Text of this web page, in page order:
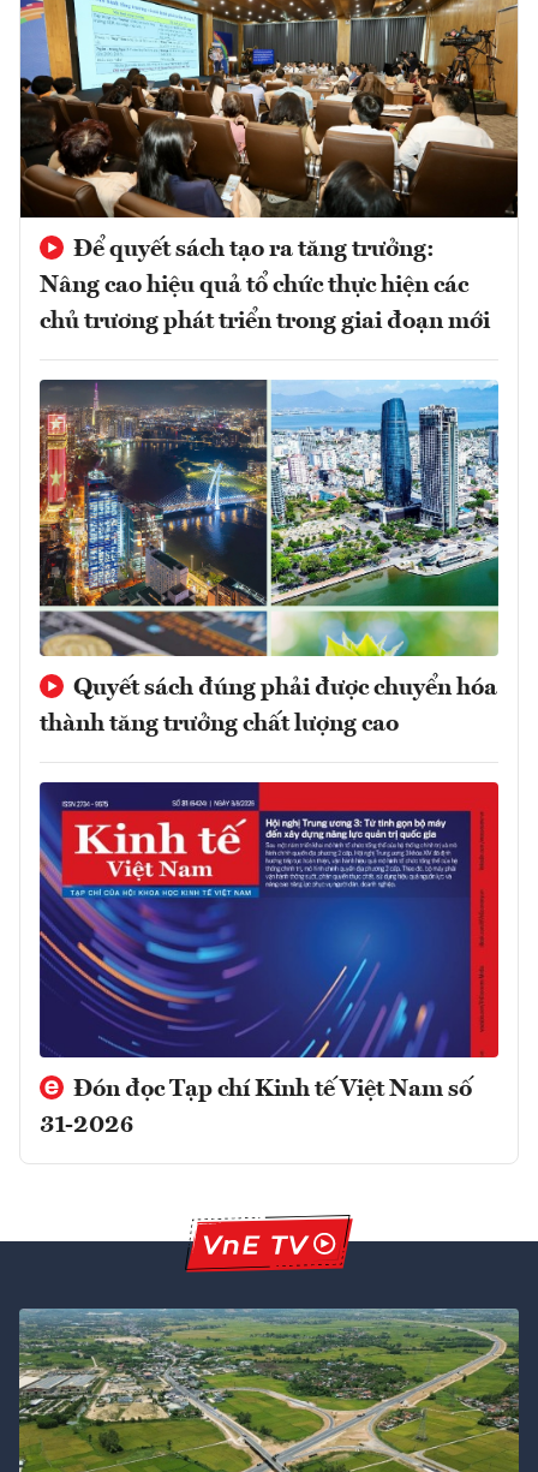
Để quyết sách tạo ra tăng trưởng:
Nâng cao hiệu quả tổ chức thực hiện các
chủ trương phát triển trong giai đoạn mới
Quyết sách đúng phải được chuyển hóa
thành tăng trưởng chất lượng cao
Đón đọc Tạp chí Kinh tế Việt Nam số
31-2026